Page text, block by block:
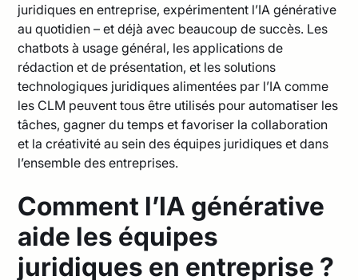
juridiques en entreprise, expérimentent l’IA générative
au quotidien – et déjà avec beaucoup de succès. Les
chatbots à usage général, les applications de
rédaction et de présentation, et les solutions
technologiques juridiques alimentées par l’IA comme
les CLM peuvent tous être utilisés pour automatiser les
tâches, gagner du temps et favoriser la collaboration
et la créativité au sein des équipes juridiques et dans
l’ensemble des entreprises.
Comment l’IA générative
aide les équipes
juridiques en entreprise ?